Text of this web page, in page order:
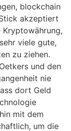
blockchain
akzeptiert
viele gute,
zu ziehen.
und den
nie
dort Geld
mit dem
um die